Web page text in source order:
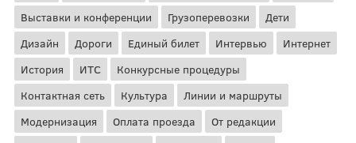
Выставки и конференции
Грузоперевозки
Дети
Дизайн
Дороги Единый билет Интервью
Интернет
История
ИТС
Конкурсные процедуры
Контактная сеть
Культура
Линии и маршруты
Модернизация
Оплата проезда
От редакции